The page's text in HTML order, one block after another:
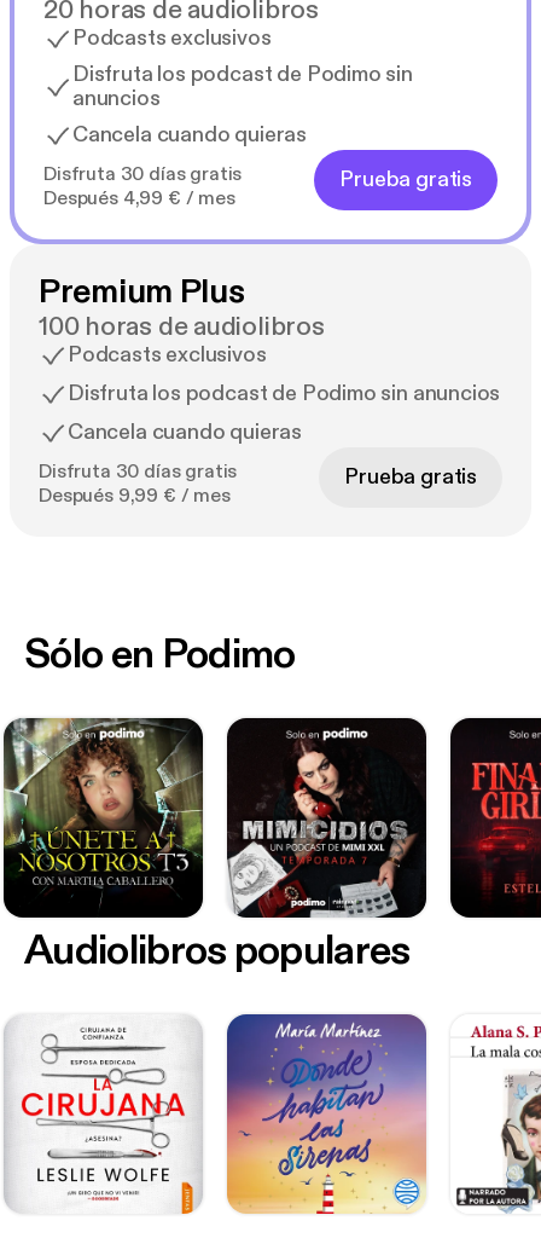
20 horas de audiolibros
Podcasts exclusivos
Disfruta los podcast de Podimo sin
anuncios
Cancela cuando quieras
Disfruta 30 días gratis
Después 4,99 € / mes
Prueba gratis
Premium Plus
100 horas de audiolibros
Podcasts exclusivos
Disfruta los podcast de Podimo sin anuncios
Cancela cuando quieras
Disfruta 30 días gratis
Después 9,99 € / mes
Prueba gratis
Sólo en Podimo
Audiolibros populares